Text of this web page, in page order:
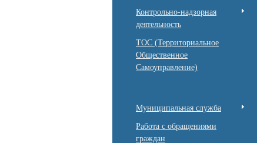
Контрольно-надзорная
деятельность
ТОС (Территориальное
Общественное
Самоуправление)
Муниципальная служба
Работа с обращениями
граждан